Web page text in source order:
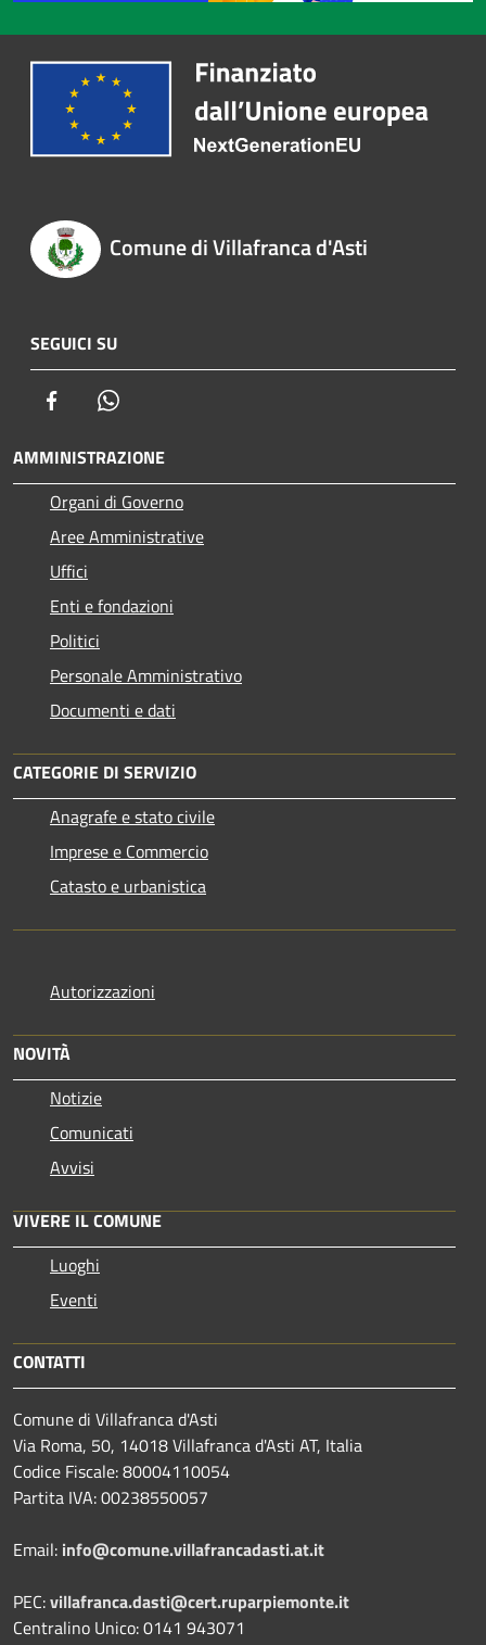
Comune di Villafranca d'Asti
SEGUICI SU
Facebook
AMMINISTRAZIONE
Organi di Governo
Aree Amministrative
Uffici
Enti e fondazioni
Politici
Personale Amministrativo
Documenti e dati
CATEGORIE DI SERVIZIO
Anagrafe e stato civile
Imprese e Commercio
Catasto e urbanistica
Autorizzazioni
NOVITÀ
Notizie
Comunicati
Avvisi
VIVERE IL COMUNE
Luoghi
Eventi
CONTATTI
Comune di Villafranca d'Asti
Via Roma, 50, 14018 Villafranca d'Asti AT, Italia
Codice Fiscale: 80004110054
Partita IVA: 00238550057
Email: info@comune.villafrancadasti.at.it
PEC:villafranca.dasti@cert.ruparpiemonte.it
Centralino Unico: 0141 943071